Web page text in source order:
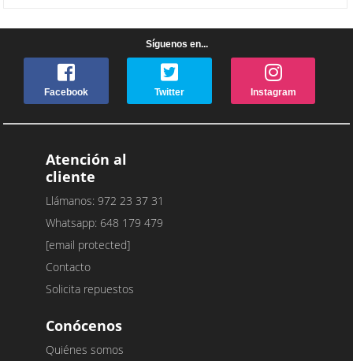
Síguenos en...
Facebook Twitter Instagram
Atención al
cliente
Llámanos: 972 23 37 31
Whatsapp: 648 179 479
[email protected]
Contacto
Solicita repuestos
Conócenos
Quiénes somos